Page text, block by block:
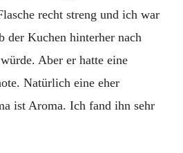
recht streng und ich war
der Kuchen hinterher nach
Aber er hatte eine
Natürlich eine eher
ist Aroma. Ich fand ihn sehr